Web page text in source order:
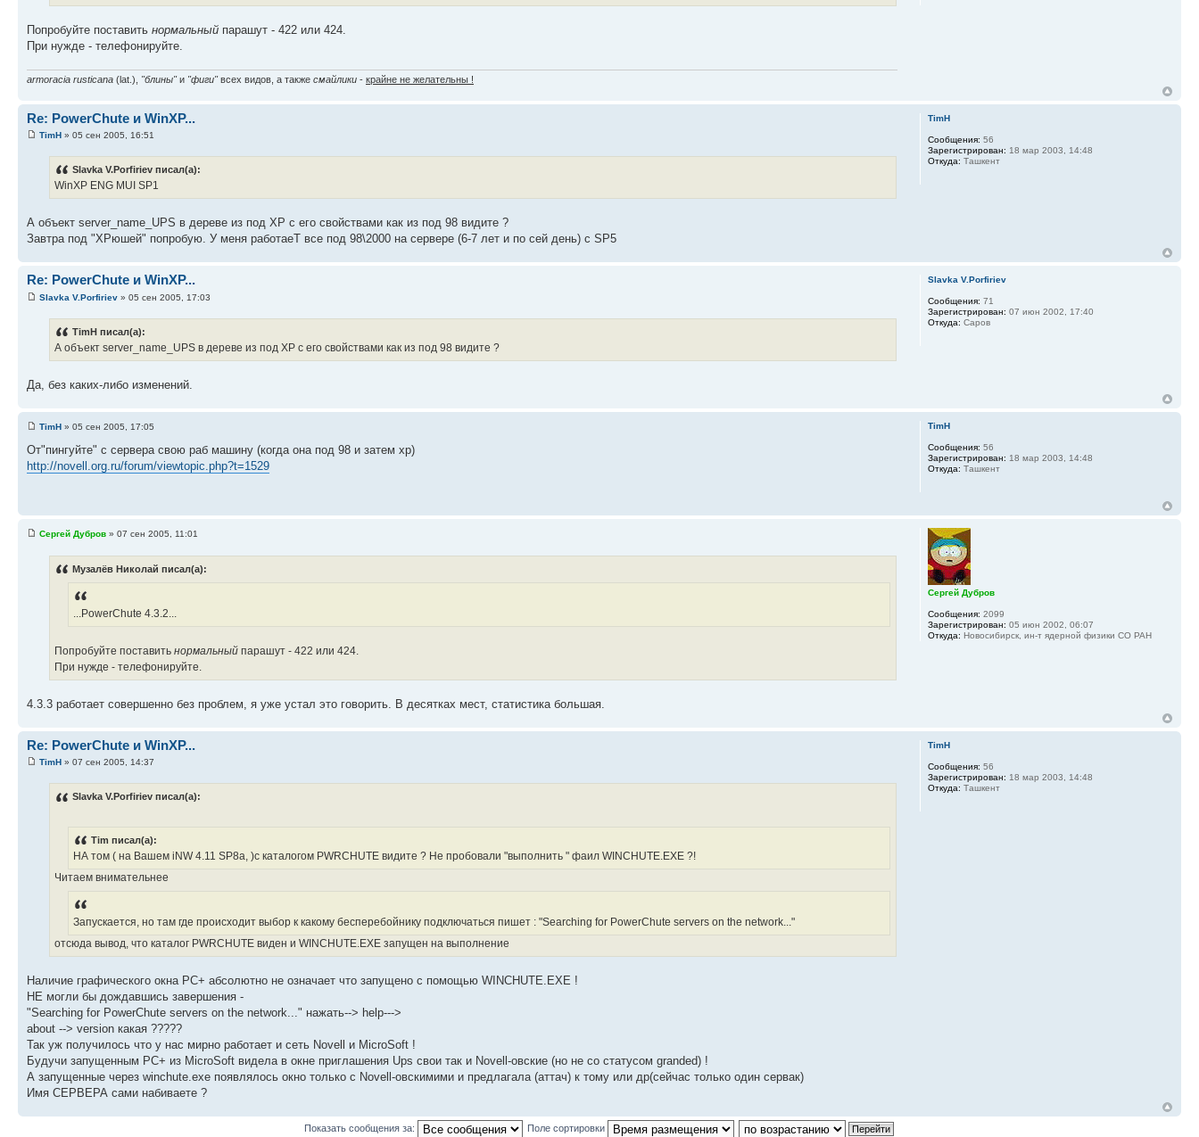
Попробуйте поставить нормальный парашут - 422 или 424.
При нужде - телефонируйте.
armoracia rusticana (lat.), "блины"и "фиги"всех видов, а также смайлики - крайне не желательны !
Re: PowerChute и WinXP...
TimH » 05 сен 2005, 16:51
Slavka V.Porfiriev писал(а):
WinXP ENG MUI SP1
А объект server_name_UPS в дереве из под ХР с его свойствами как из под 98 видите ?
Завтра под "ХРюшей" попробую. У меня работаеТ все под 98\2000 на сервере (6-7 лет и по сей день) с SP5
TimH
Сообщения: 56
Зарегистрирован: 18 мар 2003, 14:48
Откуда: Ташкент
Re: PowerChute и WinXP...
Slavka V.Porfiriev » 05 сен 2005, 17:03
TimH писал(а):
А объект server_name_UPS в дереве из под ХР с его свойствами как из под 98 видите ?
Да, без каких-либо изменений.
Slavka V.Porfiriev
Сообщения: 71
Зарегистрирован: 07 июн 2002, 17:40
Откуда: Саров
TimH » 05 сен 2005, 17:05
От"пингуйте" с сервера свою раб машину (когда она под 98 и затем xp)
http://novell.org.ru/forum/viewtopic.php?t=1529
TimH
Сообщения: 56
Зарегистрирован: 18 мар 2003, 14:48
Откуда: Ташкент
Сергей Дубров » 07 сен 2005, 11:01
Музалёв Николай писал(а):
...PowerChute 4.3.2...
Попробуйте поставить нормальный парашут - 422 или 424.
При нужде - телефонируйте.
4.3.3 работает совершенно без проблем, я уже устал это говорить. В десятках мест, статистика большая.
Сергей Дубров
Сообщения: 2099
Зарегистрирован: 05 июн 2002, 06:07
Откуда: Новосибирск, ин-т ядерной физики СО РАН
Re: PowerChute и WinXP...
TimH » 07 сен 2005, 14:37
Slavka V.Porfiriev писал(а):
Tim писал(а):
HА том ( на Вашем iNW 4.11 SP8a, )с каталогом PWRCHUTE видите ? Не пробовали "выполнить " фаил WINCHUTE.EXE ?!
Читаем внимательнее
Запускается, но там где происходит выбор к какому бесперебойнику подключаться пишет : "Searching for PowerChute servers on the network..."
отсюда вывод, что каталог PWRCHUTE виден и WINCHUTE.EXE запущен на выполнение
Наличие графического окна PC+ абсолютно не означает что запущено с помощью WINCHUTE.EXE !
НЕ могли бы дождавшись завершения -
"Searching for PowerChute servers on the network..." нажать--> help--->
about --> version какая ?????
Так уж получилось что у нас мирно работает и сеть Nоvell и MicroSoft !
Будучи запущенным PC+ из MicroSoft видела в окне приглашения Ups свои так и Novell-овские (но не со статусом granded) !
А запущенные через winchute.exe появлялось окно только с Novell-овскимими и предлагала (аттач) к тому или др(сейчас только один сервак)
Имя СЕРВЕРА сами набиваете ?
TimH
Сообщения: 56
Зарегистрирован: 18 мар 2003, 14:48
Откуда: Ташкент
Показать сообщения за: Поле сортировки